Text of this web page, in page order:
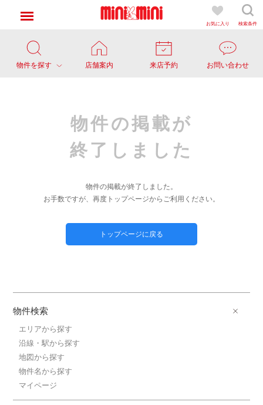
お気に入り 検索条件
物件を探す 店舗案内 来店予約 お問い合わせ
物件の掲載が
終了しました
物件の掲載が終了しました。
お手数ですが、再度トップページからご利用ください。
トップページに戻る
物件検索
エリアから探す
沿線・駅から探す
地図から探す
物件名から探す
マイページ